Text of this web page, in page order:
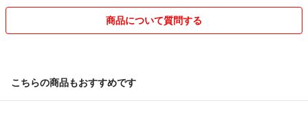
購入後はなるべく早く発送予定日の連絡をしたいと思っています。
商品について質問する
こちらの商品もおすすめです